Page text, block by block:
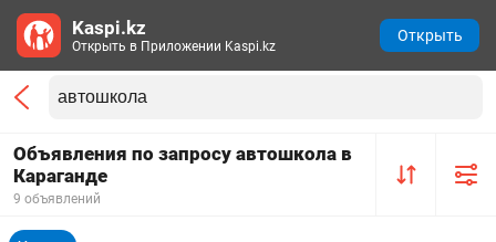
Объявления по запросу автошкола в
Караганде
9 объявлений
Kaspi.kz
Открыть в Приложении Kaspi.kz
Открыть